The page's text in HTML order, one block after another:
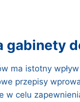
gabinety
ma istotny
przepisy
w celu